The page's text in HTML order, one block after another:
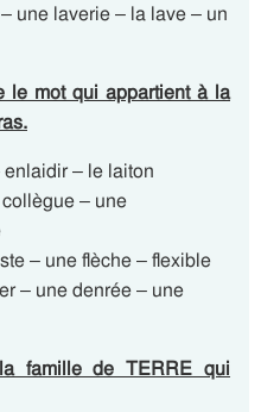
une laverie – la lave – un
le mot qui appartient à la
– le laiton
– une
– une flèche – flexible
– une denrée – une
famille de TERRE qui